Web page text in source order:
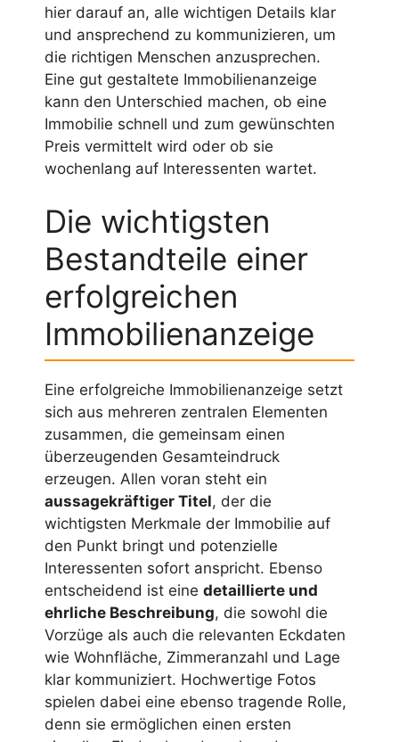
hier darauf an, alle wichtigen Details klar
und ansprechend zu kommunizieren, um
die richtigen Menschen anzusprechen.
Eine gut gestaltete Immobilienanzeige
kann den Unterschied machen, ob eine
Immobilie schnell und zum gewünschten
Preis vermittelt wird oder ob sie
wochenlang auf Interessenten wartet.
Die wichtigsten
Bestandteile einer
erfolgreichen
Immobilienanzeige
Eine erfolgreiche Immobilienanzeige setzt
sich aus mehreren zentralen Elementen
zusammen, die gemeinsam einen
überzeugenden Gesamteindruck
erzeugen. Allen voran steht ein
aussagekräftiger Titel, der die
wichtigsten Merkmale der Immobilie auf
den Punkt bringt und potenzielle
Interessenten sofort anspricht. Ebenso
entscheidend ist eine detaillierte und
ehrliche Beschreibung, die sowohl die
Vorzüge als auch die relevanten Eckdaten
wie Wohnfläche, Zimmeranzahl und Lage
klar kommuniziert. Hochwertige Fotos
spielen dabei eine ebenso tragende Rolle,
denn sie ermöglichen einen ersten